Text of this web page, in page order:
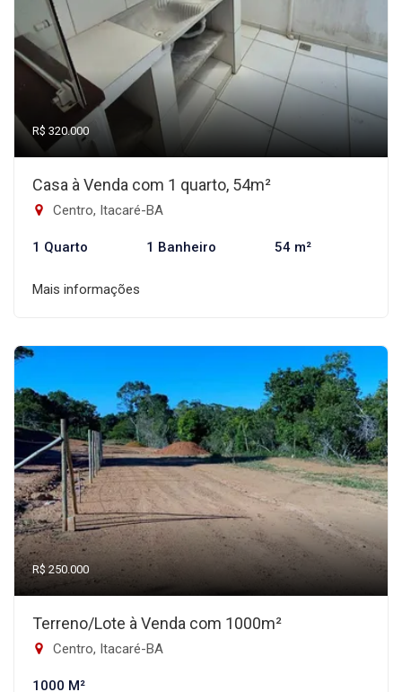
R$ 320.000
Casa à Venda com 1 quarto, 54m²
Centro, Itacaré-BA
1 Quarto 1 Banheiro 54 m²
Mais informações
R$ 250.000
Terreno/Lote à Venda com 1000m²
Centro, Itacaré-BA
1000 M²